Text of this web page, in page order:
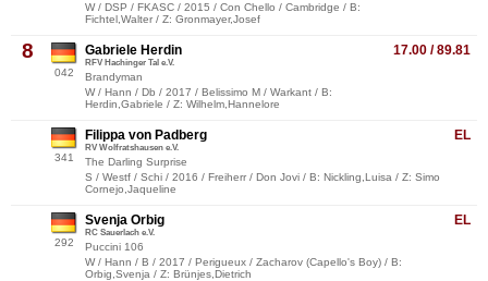
W / DSP / FKASC / 2015 / Con Chello / Cambridge / B:
Fichtel,Walter / Z: Gronmayer,Josef
8
042
17.00 / 89.81
Gabriele Herdin
RFV Hachinger Tal e.V.
Brandyman
W / Hann / Db / 2017 / Belissimo M / Warkant / B:
Herdin,Gabriele / Z: Wilhelm,Hannelore
341
EL
Filippa von Padberg
RV Wolfratshausen e.V.
The Darling Surprise
S / Westf / Schi / 2016 / Freiherr / Don Jovi / B: Nickling,Luisa / Z: Simo
Cornejo,Jaqueline
292
EL
Svenja Orbig
RC Sauerlach e.V.
Puccini 106
W / Hann / B / 2017 / Perigueux / Zacharov (Capello's Boy) / B:
Orbig,Svenja / Z: Brünjes,Dietrich